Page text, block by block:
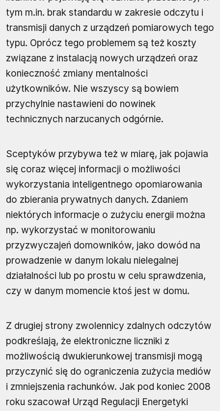
tym m.in. brak standardu w zakresie odczytu i
transmisji danych z urządzeń pomiarowych tego
typu. Oprócz tego problemem są też koszty
związane z instalacją nowych urządzeń oraz
konieczność zmiany mentalności
użytkowników. Nie wszyscy są bowiem
przychylnie nastawieni do nowinek
technicznych narzucanych odgórnie.
Sceptyków przybywa też w miarę, jak pojawia
się coraz więcej informacji o możliwości
wykorzystania inteligentnego opomiarowania
do zbierania prywatnych danych. Zdaniem
niektórych informacje o zużyciu energii można
np. wykorzystać w monitorowaniu
przyzwyczajeń domowników, jako dowód na
prowadzenie w danym lokalu nielegalnej
działalności lub po prostu w celu sprawdzenia,
czy w danym momencie ktoś jest w domu.
Z drugiej strony zwolennicy zdalnych odczytów
podkreślają, że elektroniczne liczniki z
możliwością dwukierunkowej transmisji mogą
przyczynić się do ograniczenia zużycia mediów
i zmniejszenia rachunków. Jak pod koniec 2008
roku szacował Urząd Regulacji Energetyki